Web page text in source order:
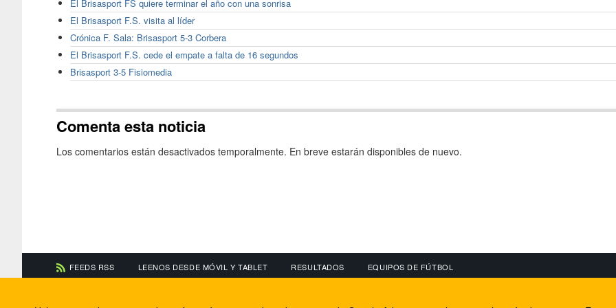
El Brisasport FS quiere terminar el año con una sonrisa
El Brisasport F.S. visita al líder
Crónica F. Sala: Brisasport 5-3 Corbera
El Brisasport F.S. cede el empate a falta de 16 segundos
Brisasport 3-5 Fisiomedia
Comenta esta noticia
Los comentarios están desactivados temporalmente. En breve estarán disponibles de nuevo.
FEEDS RSS LEENOS DESDE MÓVIL Y TABLET RESULTADOS EQUIPOS DE FÚTBOL